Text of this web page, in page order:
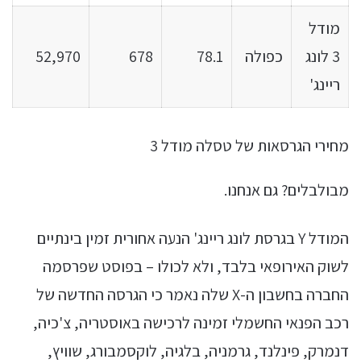
מודל
3 לונג
ריינג'
כפולה 78.1
678
52,970
מחירי הגרסאות של טסלה מודל 3
מבולבלים? גם אנחנו.
המודל Y בגרסת לונג ריינג' הנעה אחורית זמין בינתיים
לשוק האירופאי בלבד, ולא לכולו – בפוסט שפרסמה
החברה בחשבון ה-X שלה נאמר כי הגרסה החדשה של
רכב הפנאי החשמלי זמינה לרכישה באוסטריה, צ'כיה,
דנמרק, פינלנד, גרמניה, בלגיה, לוקסמבורג, שוויץ,